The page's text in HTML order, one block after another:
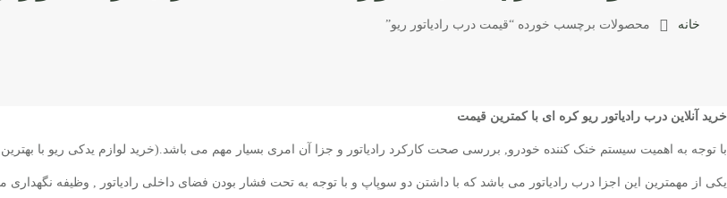
خانه محصولات برچسب خورده “قیمت درب رادیاتور ریو”
خرید آنلاین درب رادیاتور ریو کره ای با کمترین قیمت
با توجه به اهمیت سیستم خنک کننده خودرو, بررسی صحت کارکرد رادیاتور و جزا آن امری بسیار مهم می باشد.(خرید لوازم یدکی ریو با
یکی از مهمترین این اجزا درب رادیاتور می باشد که با داشتن دو سوپاپ و با توجه به تحت فشار بودن فضای داخلی رادیاتور , وظیفه نگهداری